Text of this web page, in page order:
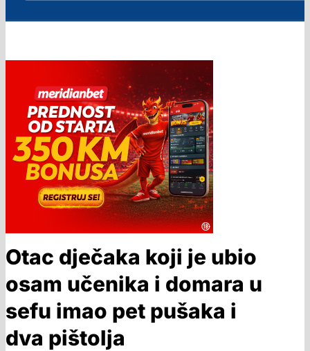
Otac dječaka koji je ubio
osam učenika i domara u
sefu imao pet pušaka i
dva pištolja